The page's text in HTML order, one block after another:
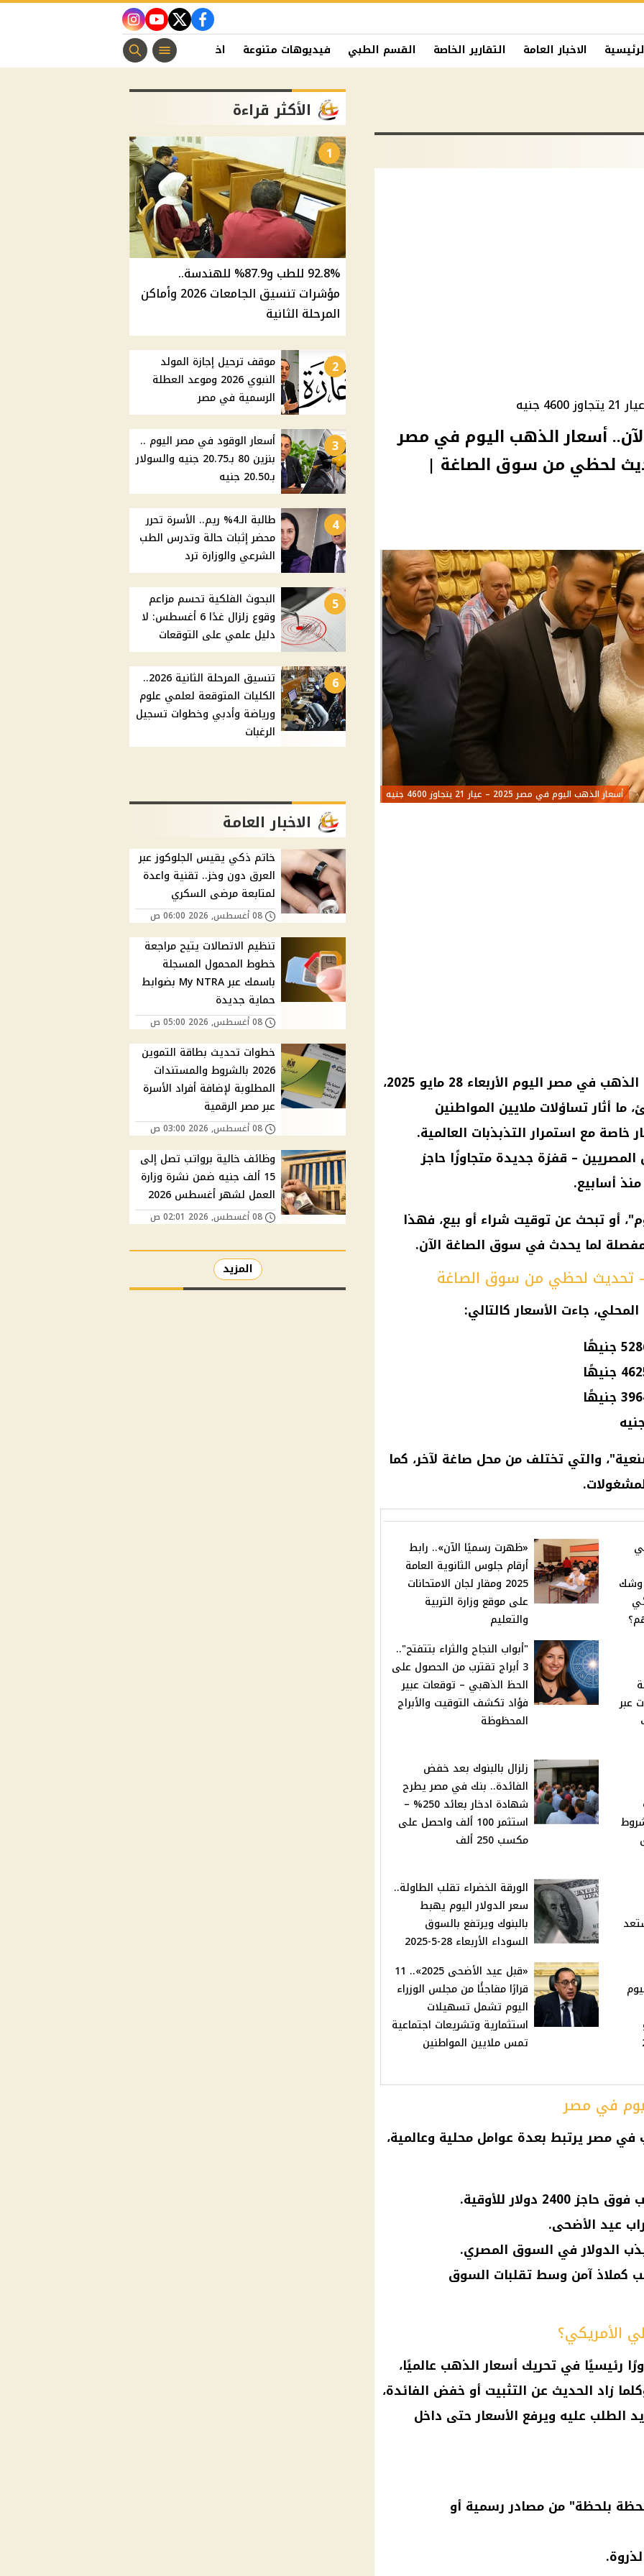
facebook
twitter
youtube
instagram
الاخبار العامة التقارير الخاصة القسم الطبي فيديوهات متنوعة اخبار الفن منوعات مسيحية
21 يكسر حاجز 4600 الآن.. أسعار الذهب اليوم في مصر
لحظي من سوق الصاغة |
أسعار الذهب اليوم في مصر 2025 – عيار 21 يتجاوز 4600 جنيه
في مصراليوم الأربعاء 28 مايو 2025
،
أثار تساؤلات ملايين المواطنين
خاصة مع استمرار التذبذبات العالمية.
المصريين – قفزة جديدة متجاوزًا حاجز
"، أو تبحث عن توقيت شراء أو بيع، فهذا
لما يحدث في سوق الصاغة الآن.
تحديث لحظي من سوق الصاغة
المحلي، جاءت الأسعاركالتالي:
والتي تختلف من محل صاغة لآخر، كما
على وشك
«ظهرت رسميًا الآن».. رابط
أرقام جلوس الثانوية العامة
2025 ومقار لجان الامتحانات
على موقع وزارة التربية
والتعليم
عبر
"أبواب النجاح والثراء بتتفتح"..
3 أبراج تقترب من الحصول على
الحظ الذهبي – توقعات عبير
فؤاد تكشف التوقيت والأبراج
المحظوظة
زلزال بالبنوك بعد خفض
الفائدة.. بنك في مصر يطرح
شهادة ادخار بعائد 250% –
استثمر 100 ألف واحصل على
مكسب 250 ألف
وتستعد
الورقة الخضراء تقلب الطاولة..
سعر الدولار اليوم يهبط
بالبنوك ويرتفع بالسوق
السوداء الأربعاء 28-5-2025
21
«قبل عيد الأضحى 2025».. 11
قرارًا مفاجئًا من مجلس الوزراء
اليوم تشمل تسهيلات
استثمارية وتشريعات اجتماعية
تمس ملايين المواطنين
في مصر
في مصريرتبط بعدة عوامل محلية وعالمية،
دولار للأوقية.
عيد الأضحى.
الدولار في السوق المصري.
كملاذ آمن وسط تقلبات السوق
الأمريكي؟
رئيسيًا في تحريك أسعار الذهب عالميًا،
زاد الحديث عن التثبيت أو خفض الفائدة،
الطلب عليه ويرفع الأسعارحتى داخل
بلحظة" من مصادر رسمية أو
الأكثر قراءة
1
92.8% للطب و87.9% للهندسة..
مؤشرات تنسيق الجامعات 2026 وأماكن
المرحلة الثانية
2
موقف ترحيل إجازة المولد
النبوي 2026 وموعد العطلة
الرسمية في مصر
3
أسعار الوقود في مصر اليوم ..
بنزين 80 بـ20.75 جنيه والسولار
بـ20.50 جنيه
4
طالبة الـ4% ريم.. الأسرة تحرر
محضر إثبات حالة وتدرس الطب
الشرعي والوزارة ترد
5
البحوث الفلكية تحسم مزاعم
وقوع زلزال غدًا 6 أغسطس: لا
دليل علمي على التوقعات
6
تنسيق المرحلة الثانية 2026..
الكليات المتوقعة لعلمي علوم
ورياضة وأدبي وخطوات تسجيل
الرغبات
الاخبار العامة
خاتم ذكي يقيس الجلوكوز عبر
العرق دون وخز.. تقنية واعدة
لمتابعة مرضى السكري
08 أغسطس, 2026 06:00 ص
تنظيم الاتصالات يتيح مراجعة
خطوط المحمول المسجلة
باسمك عبر My NTRA بضوابط
حماية جديدة
08 أغسطس, 2026 05:00 ص
خطوات تحديث بطاقة التموين
2026 بالشروط والمستندات
المطلوبة لإضافة أفراد الأسرة
عبر مصر الرقمية
08 أغسطس, 2026 03:00 ص
وظائف خالية برواتب تصل إلى
15 ألف جنيه ضمن نشرة وزارة
العمل لشهر أغسطس 2026
08 أغسطس, 2026 02:01 ص
المزيد